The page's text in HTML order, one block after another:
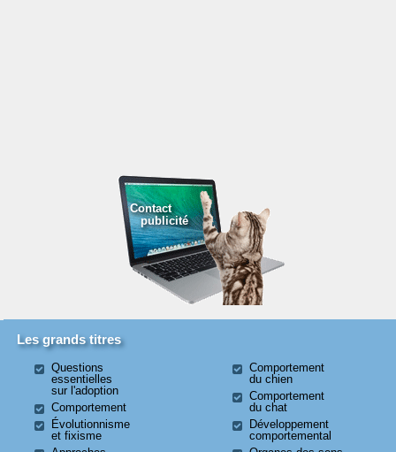
Contact
publicité
Les grands titres
Questions
essentielles
sur l'adoption
Comportement
Évolutionnisme
et fixisme
Comportement
du chien
Comportement
du chat
Développement
comportemental